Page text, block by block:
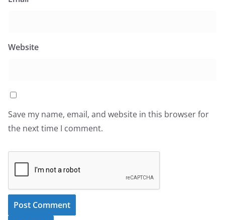
Website
Save my name, email, and website in this browser for
the next time I comment.